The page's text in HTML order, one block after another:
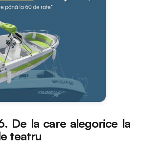
De la care alegorice la
teatru